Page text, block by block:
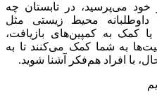
می‌پرسید، در تابستان چه
محیط ‌زیستی مثل
به کمپین‌های بازیافت،
به شما کمک می‌کنند تا به
افراد هم‌فکر آشنا شوید.